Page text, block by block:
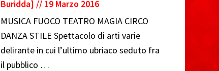
Buridda] // 19 Marzo 2016
MUSICA FUOCO TEATRO MAGIA CIRCO
DANZA STILE Spettacolo di arti varie
delirante in cui l’ultimo ubriaco seduto fra
il pubblico …